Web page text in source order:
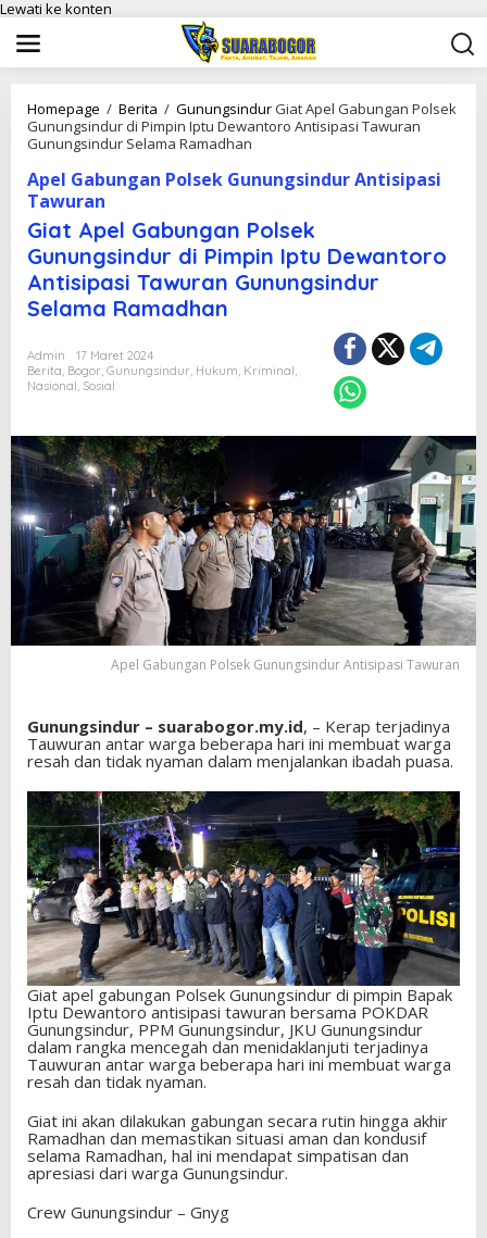
Lewati ke konten
Homepage / Berita / GunungsindurGiat Apel Gabungan Polsek
Gunungsindur di Pimpin Iptu Dewantoro Antisipasi Tawuran
Gunungsindur Selama Ramadhan
Apel Gabungan Polsek Gunungsindur Antisipasi
Tawuran
Giat Apel Gabungan Polsek
Gunungsindur di Pimpin Iptu Dewantoro
Antisipasi Tawuran Gunungsindur
Selama Ramadhan
Admin
17 Maret 2024
Berita, Bogor, Gunungsindur, Hukum, Kriminal,
Nasional, Sosial
Apel Gabungan Polsek Gunungsindur Antisipasi Tawuran
Gunungsindur – suarabogor.my.id, – Kerap terjadinya
Tauwuran antar warga beberapa hari ini membuat warga
resah dan tidak nyaman dalam menjalankan ibadah puasa.
Giat apel gabungan Polsek Gunungsindur di pimpin Bapak
Iptu Dewantoro antisipasi tawuran bersama POKDAR
Gunungsindur, PPM Gunungsindur, JKU Gunungsindur
dalam rangka mencegah dan menidaklanjuti terjadinya
Tauwuran antar warga beberapa hari ini membuat warga
resah dan tidak nyaman.
Giat ini akan dilakukan gabungan secara rutin hingga akhir
Ramadhan dan memastikan situasi aman dan kondusif
selama Ramadhan, hal ini mendapat simpatisan dan
apresiasi dari warga Gunungsindur.
Crew Gunungsindur – Gnyg